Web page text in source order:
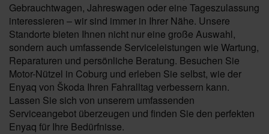
Gebrauchtwagen, Jahreswagen oder eine Tageszulassung
interessieren – wir sind immer in Ihrer Nähe. Unsere
Standorte bieten Ihnen nicht nur eine große Auswahl,
sondern auch umfassende Serviceleistungen wie Wartung,
Reparaturen und persönliche Beratung. Besuchen Sie
Motor-Nützel in Coburg und erleben Sie selbst, wie der
Enyaq von Škoda Ihren Fahralltag verbessern kann.
Lassen Sie sich von unserem umfassenden
Serviceangebot überzeugen und finden Sie den perfekten
Enyaq für Ihre Bedürfnisse.